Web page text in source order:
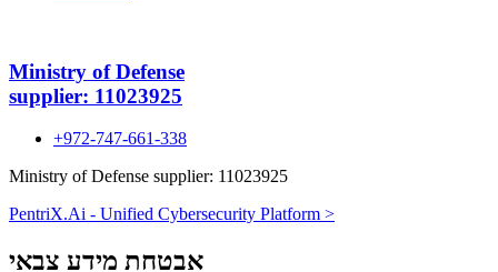
Ministry of Defense
supplier: 11023925
+972-747-661-338
Ministry of Defense supplier: 11023925
PentriX.Ai - Unified Cybersecurity Platform >
אבטחת מידע צבאי